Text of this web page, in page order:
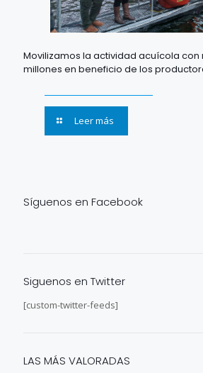
Movilizamos la actividad acuícola con
millones en beneficio de los
Leer más
Síguenos en Facebook
Siguenos en Twitter
[custom-twitter-feeds]
LAS MÁS VALORADAS